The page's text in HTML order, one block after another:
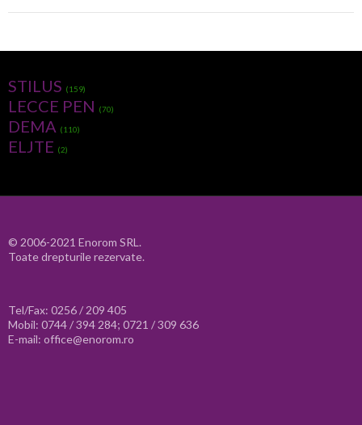
STILUS (159)
LECCE PEN (70)
DEMA (110)
ELJTE (2)
© 2006-2021 Enorom SRL.
Toate drepturile rezervate.
Tel/Fax: 0256 / 209 405
Mobil: 0744 / 394 284; 0721 / 309 636
E-mail: office@enorom.ro